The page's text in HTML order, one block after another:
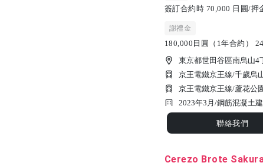
簽訂合約時 70,000 日圓/押
謝禮金
180,000日圓（1年合約）
東京都世田谷區南烏山4
京王電鐵京王線/千歲烏
京王電鐵京王線/蘆花公
2023年3月/鋼筋混凝土
聯絡我們
Cerezo Brote